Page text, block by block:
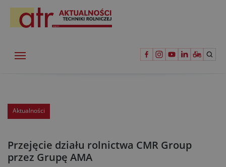
Aktualności
Przejęcie działu rolnictwa CMR Group
przez Grupę AMA